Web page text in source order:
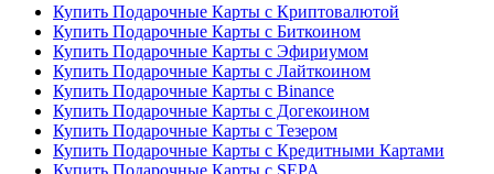
Купить Подарочные Карты с Криптовалютой
Купить Подарочные Карты с Биткоином
Купить Подарочные Карты с Эфириумом
Купить Подарочные Карты с Лайткоином
Купить Подарочные Карты с Binance
Купить Подарочные Карты с Догекоином
Купить Подарочные Карты с Тезером
Купить Подарочные Карты с Кредитными Картами
Купить Подарочные Карты с SEPA